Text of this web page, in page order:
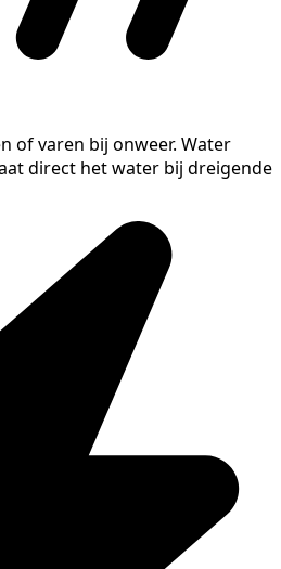
of varen bij onweer. Water
direct het water bij dreigende